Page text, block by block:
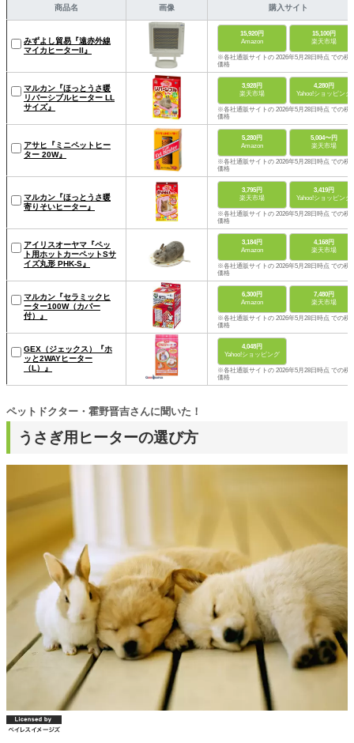
商品名 画像 購入サイト
みずよし貿易『遠赤外線
マイカヒーターII』
15,920円
Amazon
15,100円
楽天市場
※各社通販サイトの 2026年5月28日時点 での税
価格
マルカン『ほっとうさ暖
リバーシブルヒーター LL
サイズ』
3,928円
楽天市場
4,280円
Yahoo!ショッピング
※各社通販サイトの 2026年5月28日時点 での税
価格
アサヒ『ミニペットヒー
ター 20W』
5,280円
Amazon
5,004〜円
楽天市場
※各社通販サイトの 2026年5月28日時点 での税
価格
マルカン『ほっとうさ暖
寄りそいヒーター』
3,795円
楽天市場
3,419円
Yahoo!ショッピング
※各社通販サイトの 2026年5月28日時点 での税
価格
アイリスオーヤマ『ペッ
ト用ホットカーペットSサ
イズ丸形 PHK-S』
3,184円
Amazon
4,168円
楽天市場
※各社通販サイトの 2026年5月28日時点 での税
価格
マルカン『セラミックヒ
ーター100W（カバー
付）』
6,300円
Amazon
7,480円
楽天市場
※各社通販サイトの 2026年5月28日時点 での税
価格
GEX（ジェックス）『ホ
ッと2WAYヒーター
（L）』
4,048円
Yahoo!ショッピング
※各社通販サイトの 2026年5月28日時点 での税
価格
うさぎ用ヒーターの選び方
ペットドクター・霍野晋吉さんに聞いた！